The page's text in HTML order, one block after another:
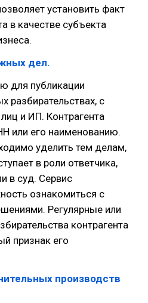
установить факт
в качестве субъекта
дел.
для публикации
разбирательствах, с
и ИП. Контрагента
или его наименованию.
уделить тем делам,
в роли ответчика,
в суд. Сервис
ознакомиться с
Регулярные или
контрагента
признак его
производств